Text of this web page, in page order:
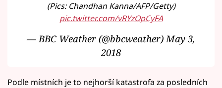
(Pics: Chandhan Kanna/AFP/Getty)
pic.twitter.com/vRYzOpCyFA
— BBC Weather (@bbcweather)May 3,
2018
Podle místních je to nejhorší katastrofa za posledních